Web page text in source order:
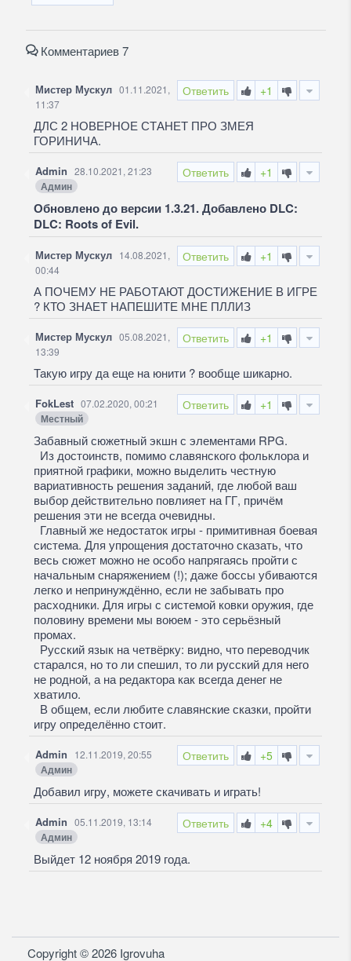
Комментариев 7
Ответить +1
Мистер Мускул 01.11.2021,
11:37
ДЛС 2 НОВЕРНОЕ СТАНЕТ ПРО ЗМЕЯ
ГОРИНИЧА.
Ответить +1
Admin 28.10.2021, 21:23
Админ
Обновлено до версии 1.3.21. Добавлено DLC:
DLC: Roots of Evil.
Ответить +1
Мистер Мускул 14.08.2021,
00:44
А ПОЧЕМУ НЕ РАБОТАЮТ ДОСТИЖЕНИЕ В ИГРЕ
? КТО ЗНАЕТ НАПЕШИТЕ МНЕ ПЛЛИЗ
Ответить +1
Мистер Мускул 05.08.2021,
13:39
Такую игру да еще на юнити ? вообще шикарно.
Ответить +1
FokLest 07.02.2020, 00:21
Местный
Забавный сюжетный экшн с элементами RPG.
Из достоинств, помимо славянского фольклора и
приятной графики, можно выделить честную
вариативность решения заданий, где любой ваш
выбор действительно повлияет на ГГ, причём
решения эти не всегда очевидны.
Главный же недостаток игры - примитивная боевая
система. Для упрощения достаточно сказать, что
весь сюжет можно не особо напрягаясь пройти с
начальным снаряжением (!); даже боссы убиваются
легко и непринуждённо, если не забывать про
расходники. Для игры с системой ковки оружия, где
половину времени мы воюем - это серьёзный
промах.
Русский язык на четвёрку: видно, что переводчик
старался, но то ли спешил, то ли русский для него
не родной, а на редактора как всегда денег не
хватило.
В общем, если любите славянские сказки, пройти
игру определённо стоит.
Ответить +5
Admin 12.11.2019, 20:55
Админ
Добавил игру, можете скачивать и играть!
Ответить +4
Admin 05.11.2019, 13:14
Админ
Выйдет 12 ноября 2019 года.
Copyright © 2026 Igrovuha